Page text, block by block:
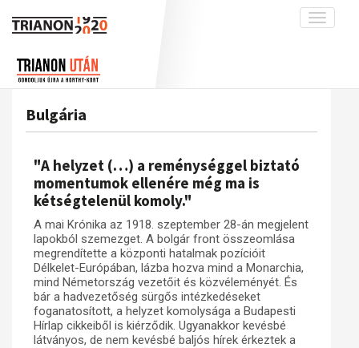
Toggle
A békerendszer megszilárdulása
Utókor és emlékezet
Galéria
Adatbázis
Emlékművek (feltöltés alatt)
Menekültek
Visszhang
Publikációk
Kapcsolat
Trianon-kommentár
Dokumentumok
Bulgária
"A helyzet (…) a reménységgel biztató
momentumok ellenére még ma is
kétségtelenül komoly."
A mai Krónika az 1918. szeptember 28-án megjelent
lapokból szemezget. A bolgár front összeomlása
megrendítette a központi hatalmak pozícióit
Délkelet-Európában, lázba hozva mind a Monarchia,
mind Németország vezetőit és közvéleményét. És
bár a hadvezetőség sürgős intézkedéseket
foganatosított, a helyzet komolysága a Budapesti
Hírlap cikkeiből is kiérződik. Ugyanakkor kevésbé
látványos, de nem kevésbé baljós hírek érkeztek a